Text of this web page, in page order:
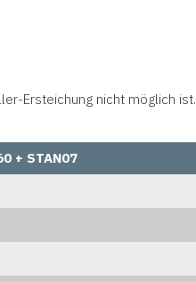
Ersteichung nicht möglich ist.
+ STAN07